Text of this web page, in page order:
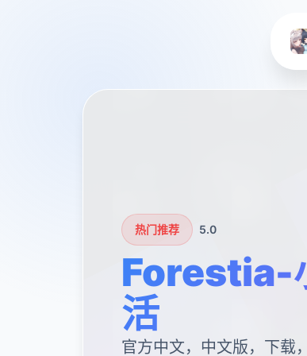
热门推荐 5.0
Forestia-
活
官方中文，中文版，下载